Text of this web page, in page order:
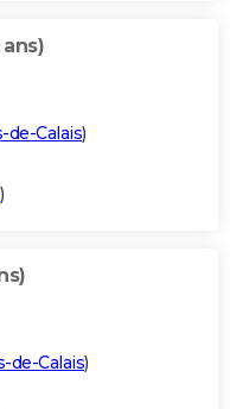
ans)
de-Calais)
)
de-Calais)